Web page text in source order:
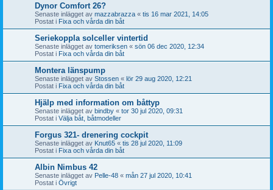
Dynor Comfort 26?
Senaste inlägget av mazzabrazza « tis 16 mar 2021, 14:05
Postat i Fixa och vårda din båt
Seriekoppla solceller vintertid
Senaste inlägget av tomeriksen « sön 06 dec 2020, 12:34
Postat i Fixa och vårda din båt
Montera länspump
Senaste inlägget av Stossen « lör 29 aug 2020, 12:21
Postat i Fixa och vårda din båt
Hjälp med information om båttyp
Senaste inlägget av bindby « tor 30 jul 2020, 09:31
Postat i Välja båt, båtmodeller
Forgus 321- drenering cockpit
Senaste inlägget av Knut65 « tis 28 jul 2020, 11:09
Postat i Fixa och vårda din båt
Albin Nimbus 42
Senaste inlägget av Pelle-48 « mån 27 jul 2020, 10:41
Postat i Övrigt